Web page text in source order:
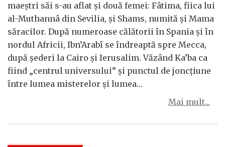
maeștri săi s-au aflat și două femei: Fâtima, fiica lui
al-Muthannâ din Sevilia, și Shams, numită și Mama
săracilor. După numeroase călătorii în Spania și în
nordul Africii, Ibn’Arabî se îndreaptă spre Mecca,
după șederi la Cairo și Ierusalim. Văzând Ka’ba ca
fiind „centrul universului” și punctul de joncțiune
între lumea misterelor și lumea…
Mai mult...